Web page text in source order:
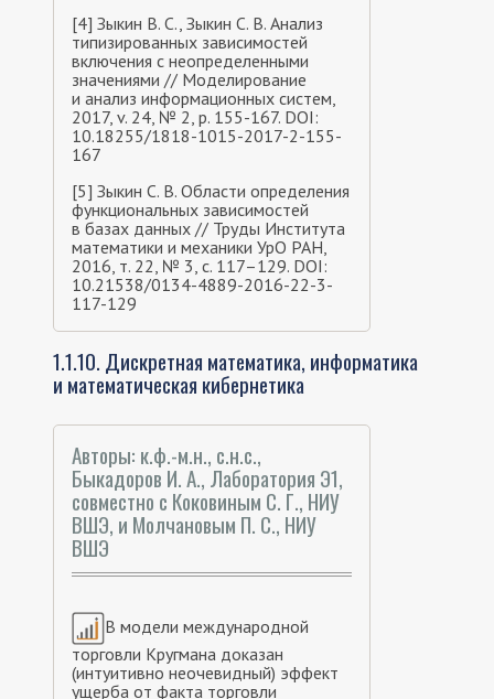
[4] Зыкин В. С., Зыкин С. В. Анализ
типизированных зависимостей
включения с неопределенными
значениями // Моделирование
и анализ информационных систем,
2017, v. 24, № 2, p. 155-167. DOI:
10.18255/1818-1015-2017-2-155-
167
[5] Зыкин С. В. Области определения
функциональных зависимостей
в базах данных // Труды Института
математики и механики УрО РАН,
2016, т. 22, № 3, с. 117–129. DOI:
10.21538/0134-4889-2016-22-3-
117-129
1.1.10. Дискретная математика, информатика
и математическая кибернетика
Авторы: к.ф.-м.н., с.н.с.,
Быкадоров И. А., Лаборатория Э1,
совместно с Коковиным С. Г., НИУ
ВШЭ, и Молчановым П. С., НИУ
ВШЭ
В модели международной
торговли Кругмана доказан
(интуитивно неочевидный) эффект
ущерба от факта торговли